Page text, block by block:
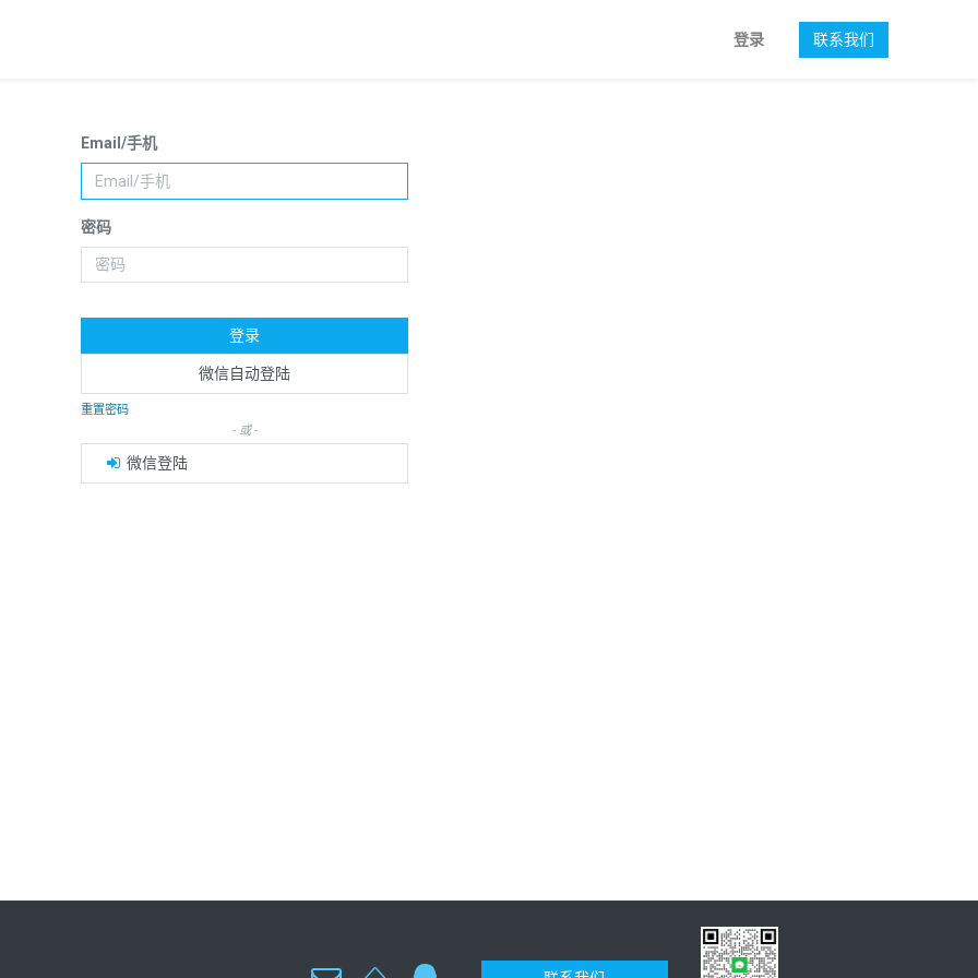
登录 联系我们
Email/手机
密码
登录
微信自动登陆
重置密码
- 或 -
微信登陆